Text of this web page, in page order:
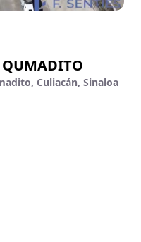
Culiacán, Sinaloa